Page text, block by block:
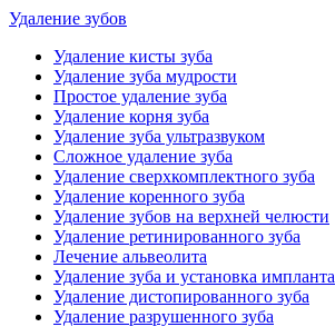
Удаление зубов
Удаление кисты зуба
Удаление зуба мудрости
Простое удаление зуба
Удаление корня зуба
Удаление зуба ультразвуком
Сложное удаление зуба
Удаление сверхкомплектного зуба
Удаление коренного зуба
Удаление зубов на верхней челюсти
Удаление ретинированного зуба
Лечение альвеолита
Удаление зуба и установка импланта
Удаление дистопированного зуба
Удаление разрушенного зуба